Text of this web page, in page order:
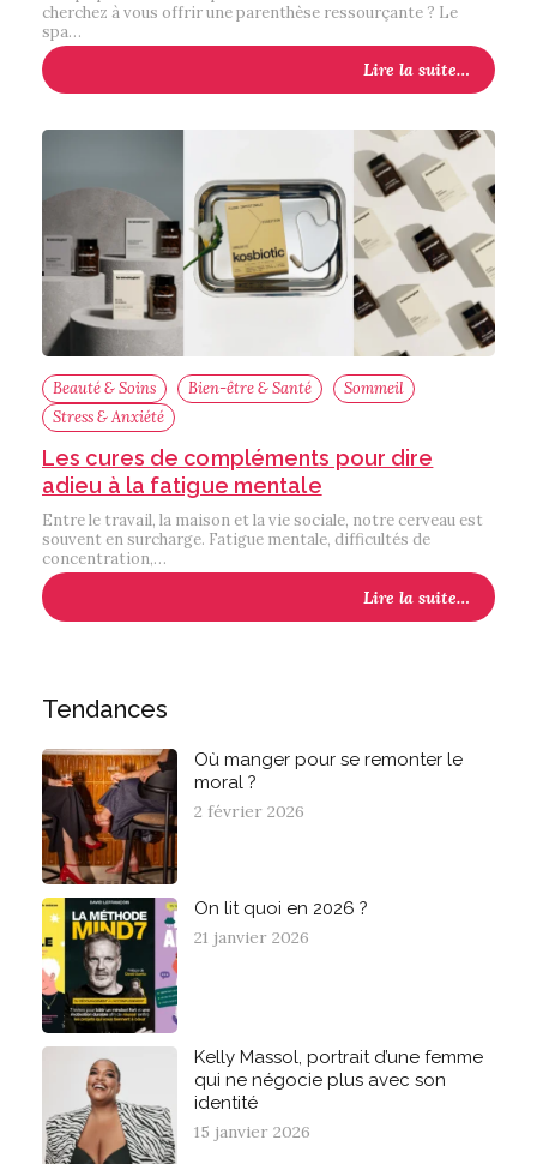
cherchez à vous offrir une parenthèse ressourçante ? Le
spa…
Lire la suite…
Beauté & Soins Bien-être & Santé
Sommeil
Stress & Anxiété
Les cures de compléments pour dire
adieu à la fatigue mentale
Entre le travail, la maison et la vie sociale, notre cerveau est
souvent en surcharge. Fatigue mentale, difficultés de
concentration,…
Lire la suite…
Tendances
Où manger pour se remonter le
moral ?
2 février 2026
On lit quoi en 2026 ?
21 janvier 2026
Kelly Massol, portrait d’une femme
qui ne négocie plus avec son
identité
15 janvier 2026